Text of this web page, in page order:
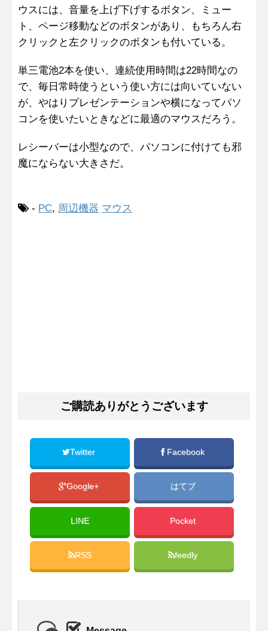
ウスには、音量を上げ下げするボタン、ミュー
ト、ページ移動などのボタンがあり、もちろん右
クリックと左クリックのボタンも付いている。
単三電池2本を使い、連続使用時間は22時間なの
で、毎日常時使うという使い方には向いていない
が、やはりプレゼンテーションや横になってパソ
コンを使いたいときなどに最適のマウスだろう。
レシーバーは小型なので、パソコンに付けても邪
魔にならない大きさだ。
- PC, 周辺機器 マウス
ご購読ありがとうございます
Twitter Facebook
Google+ はてブ
LINE Pocket
RSS feedly